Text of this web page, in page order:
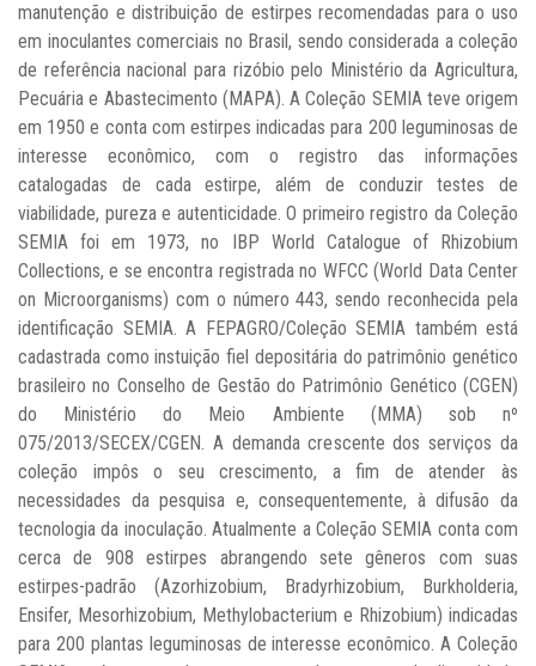
manutenção e distribuição de estirpes recomendadas para o uso
em inoculantes comerciais no Brasil, sendo considerada a coleção
de referência nacional para rizóbio pelo Ministério da Agricultura,
Pecuária e Abastecimento (MAPA). A Coleção SEMIA teve origem
em 1950 e conta com estirpes indicadas para 200 leguminosas de
interesse econômico, com o registro das informações
catalogadas de cada estirpe, além de conduzir testes de
viabilidade, pureza e autenticidade. O primeiro registro da Coleção
SEMIA foi em 1973, no IBP World Catalogue of Rhizobium
Collections, e se encontra registrada no WFCC (World Data Center
on Microorganisms) com o número 443, sendo reconhecida pela
identificação SEMIA. A FEPAGRO/Coleção SEMIA também está
cadastrada como instuição fiel depositária do patrimônio genético
brasileiro no Conselho de Gestão do Patrimônio Genético (CGEN)
do Ministério do Meio Ambiente (MMA) sob nº
075/2013/SECEX/CGEN. A demanda crescente dos serviços da
coleção impôs o seu crescimento, a fim de atender às
necessidades da pesquisa e, consequentemente, à difusão da
tecnologia da inoculação. Atualmente a Coleção SEMIA conta com
cerca de 908 estirpes abrangendo sete gêneros com suas
estirpes-padrão (Azorhizobium, Bradyrhizobium, Burkholderia,
Ensifer, Mesorhizobium, Methylobacterium e Rhizobium) indicadas
para 200 plantas leguminosas de interesse econômico. A Coleção